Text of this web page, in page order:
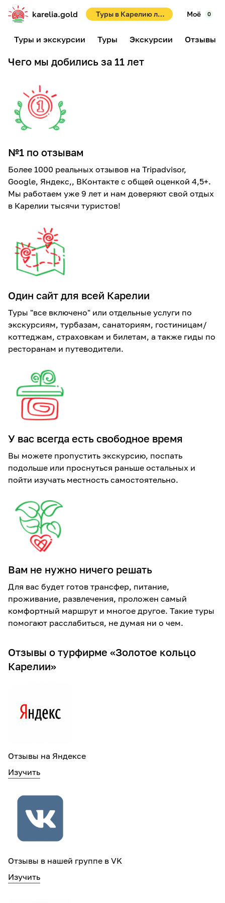
karelia.gold Туры в Карелию летом 2026! Раннее бронирование со скидками до 10%! Моё 0
Туры и экскурсии Туры Экскурсии Отзывы
Чего мы добились за 11 лет
№1 по отзывам
Более 1000 реальных отзывов на Tripadvisor,
Google, Яндекс,, ВКонтакте с общей оценкой 4,5+.
Мы работаем уже 9 лет и нам доверяют свой отдых
в Карелии тысячи туристов!
Один сайт для всей Карелии
Туры "все включено" или отдельные услуги по
экскурсиям, турбазам, санаториям, гостиницам/
коттеджам, страховкам и билетам, а также гиды по
ресторанам и путеводители.
У вас всегда есть свободное время
Вы можете пропустить экскурсию, поспать
подольше или проснуться раньше остальных и
пойти изучать местность самостоятельно.
Вам не нужно ничего решать
Для вас будет готов трансфер, питание,
проживание, развлечения, проложен самый
комфортный маршрут и многое другое. Такие туры
помогают расслабиться, не думая ни о чем.
Отзывы о турфирме «Золотое кольцо
Карелии»
Отзывы на Яндексе
Изучить
Отзывы в нашей группе в VK
Изучить